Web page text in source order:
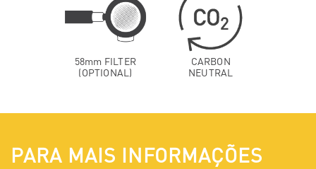
58mm FILTER
(OPTIONAL)
CARBON
NEUTRAL
PARA MAIS INFORMAÇÕES